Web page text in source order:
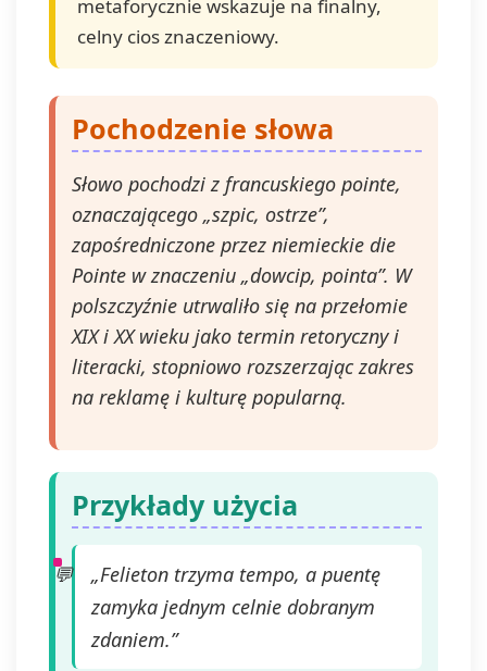
admin@dyktanda.pllub naciśniecie
przycisku "wypisz się" znajdującego
metaforycznie wskazuje na finalny,
celny cios znaczeniowy.
Pochodzenie słowa
Słowo pochodzi z francuskiego pointe,
oznaczającego „szpic, ostrze”,
zapośredniczone przez niemieckie die
Pointe w znaczeniu „dowcip, pointa”. W
polszczyźnie utrwaliło się na przełomie
XIX i XX wieku jako termin retoryczny i
literacki, stopniowo rozszerzając zakres
na reklamę i kulturę popularną.
Przykłady użycia
„Felieton trzyma tempo, a puentę
zamyka jednym celnie dobranym
zdaniem.”